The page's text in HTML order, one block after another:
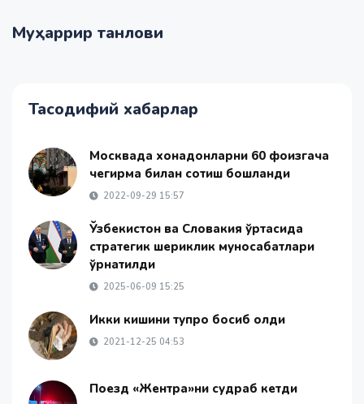
Муҳаррир танлови
Тасодифий хабарлар
Москвада хонадонларни 60 фоизгача
чегирма билан сотиш бошланди
2022-09-29 15:57
Ўзбекистон ва Словакия ўртасида
стратегик шериклик муносабатлари
ўрнатилди
2025-06-09 15:25
Икки кишини тупроқ босиб қолди
2021-12-25 04:53
Поезд «Жентра»ни судраб кетди